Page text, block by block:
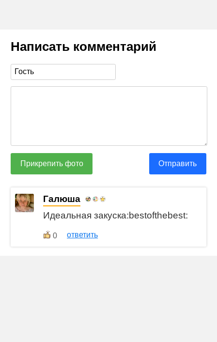
Написать комментарий
Прикрепить фото Отправить
Галюша
Идеальная закуска:bestofthebest:
0 ответить